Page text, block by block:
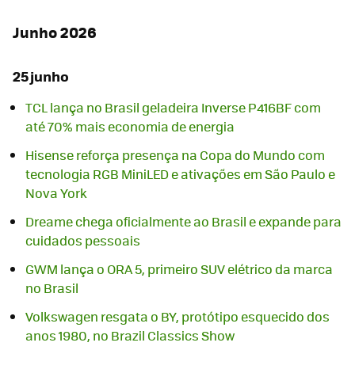
Junho 2026
25 junho
TCL lança no Brasil geladeira Inverse P416BF com
até 70% mais economia de energia
Hisense reforça presença na Copa do Mundo com
tecnologia RGB MiniLED e ativações em São Paulo e
Nova York
Dreame chega oficialmente ao Brasil e expande para
cuidados pessoais
GWM lança o ORA 5, primeiro SUV elétrico da marca
no Brasil
Volkswagen resgata o BY, protótipo esquecido dos
anos 1980, no Brazil Classics Show